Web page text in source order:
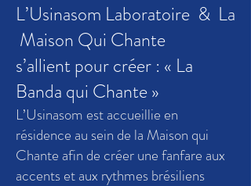
L’Usinasom Laboratoire & La
Maison Qui Chante
s’allient pour créer : « La
Banda qui Chante »
L’Usinasom est accueillie en
résidence au sein de la Maison qui
Chante afin de créer une fanfare aux
accents et aux rythmes brésiliens